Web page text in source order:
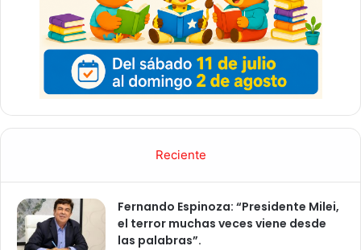
Reciente
Fernando Espinoza: “Presidente Milei,
el terror muchas veces viene desde
las palabras”.